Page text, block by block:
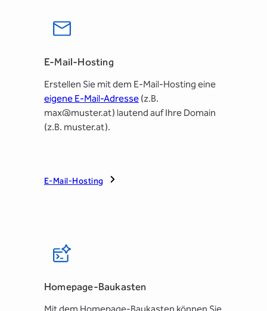
E-Mail-Hosting
Erstellen Sie mit dem E-Mail-Hosting eine
eigene E-Mail-Adresse(z.B.
max@muster.at) lautend auf Ihre Domain
(z.B. muster.at).
E-Mail-Hosting
Homepage-Baukasten